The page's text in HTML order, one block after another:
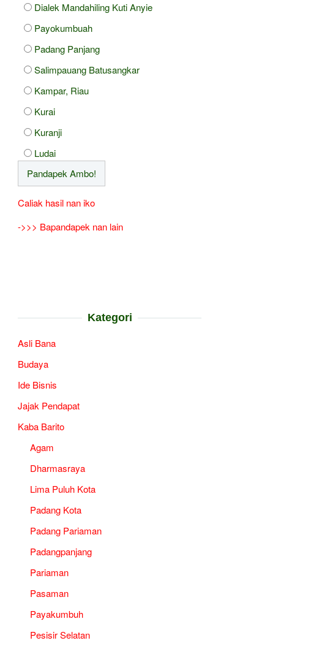
Dialek Mandahiling Kuti Anyie
Payokumbuah
Padang Panjang
Salimpauang Batusangkar
Kampar, Riau
Kurai
Kuranji
Ludai
Caliak hasil nan iko
->>> Bapandapek nan lain
Kategori
Asli Bana
Budaya
Ide Bisnis
Jajak Pendapat
Kaba Barito
Agam
Dharmasraya
Lima Puluh Kota
Padang Kota
Padang Pariaman
Padangpanjang
Pariaman
Pasaman
Payakumbuh
Pesisir Selatan